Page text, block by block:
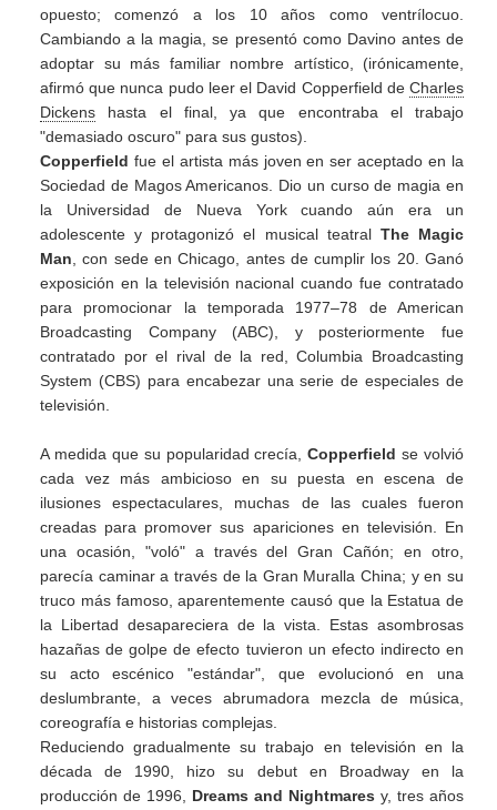
opuesto; comenzó a los 10 años como ventrílocuo.
Cambiando a la magia, se presentó como Davino antes de
adoptar su más familiar nombre artístico, (irónicamente,
afirmó que nunca pudo leer el David Copperfield de Charles
Dickens hasta el final, ya que encontraba el trabajo
"demasiado oscuro" para sus gustos).
Copperfield fue el artista más joven en ser aceptado en la
Sociedad de Magos Americanos. Dio un curso de magia en
la Universidad de Nueva York cuando aún era un
adolescente y protagonizó el musical teatral The Magic
Man , con sede en Chicago, antes de cumplir los 20. Ganó
exposición en la televisión nacional cuando fue contratado
para promocionar la temporada 1977–78 de American
Broadcasting Company (ABC), y posteriormente fue
contratado por el rival de la red, Columbia Broadcasting
System (CBS) para encabezar una serie de especiales de
televisión.
A medida que su popularidad crecía,Copperfield se volvió
cada vez más ambicioso en su puesta en escena de
ilusiones espectaculares, muchas de las cuales fueron
creadas para promover sus apariciones en televisión. En
una ocasión, "voló" a través del Gran Cañón; en otro,
parecía caminar a través de la Gran Muralla China; y en su
truco más famoso, aparentemente causó que la Estatua de
la Libertad desapareciera de la vista. Estas asombrosas
hazañas de golpe de efecto tuvieron un efecto indirecto en
su acto escénico "estándar", que evolucionó en una
deslumbrante, a veces abrumadora mezcla de música,
coreografía e historias complejas.
Reduciendo gradualmente su trabajo en televisión en la
década de 1990, hizo su debut en Broadway en la
producción de 1996, Dreams and Nightmares y, tres años